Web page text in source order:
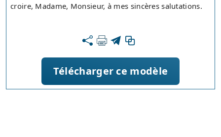
croire, Madame, Monsieur, à mes sincères salutations.
Télécharger ce modèle